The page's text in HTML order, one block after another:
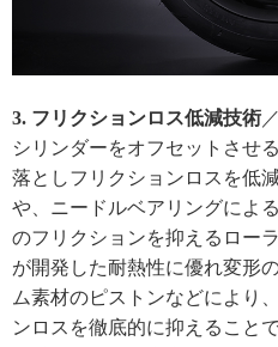
3. フリクションロス低減技術 ／
シリンダーをオフセットさせ
落としフリクションロスを低
や、ニードルベアリングによ
のフリクションを抑えるロー
が開発した耐熱性に優れ変形
ム素材のピストンなどにより
ンロスを徹底的に抑えること